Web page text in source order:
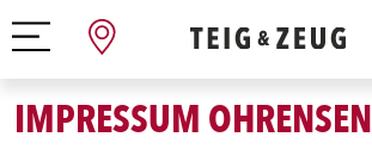
IMPRESSUM OHRENSEN